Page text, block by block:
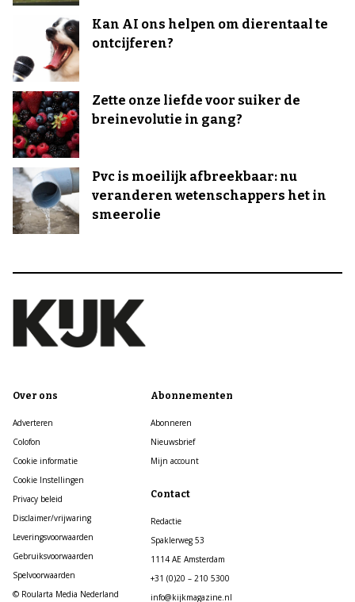
Kan AI ons helpen om dierentaal te
ontcijferen?
Zette onze liefde voor suiker de
breinevolutie in gang?
Pvc is moeilijk afbreekbaar: nu
veranderen wetenschappers het in
smeerolie
Over ons
Adverteren
Colofon
Cookie informatie
Cookie Instellingen
Privacy beleid
Disclaimer/vrijwaring
Leveringsvoorwaarden
Gebruiksvoorwaarden
Spelvoorwaarden
© Roularta Media Nederland
Abonnementen
Abonneren
Nieuwsbrief
Mijn account
Contact
Redactie
Spaklerweg 53
1114 AE Amsterdam
+31 (0)20 – 210 5300
info@kijkmagazine.nl